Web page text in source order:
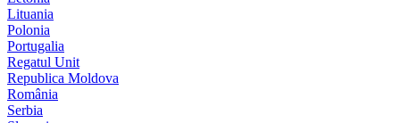
Lituania
Polonia
Portugalia
Regatul Unit
Republica Moldova
România
Serbia